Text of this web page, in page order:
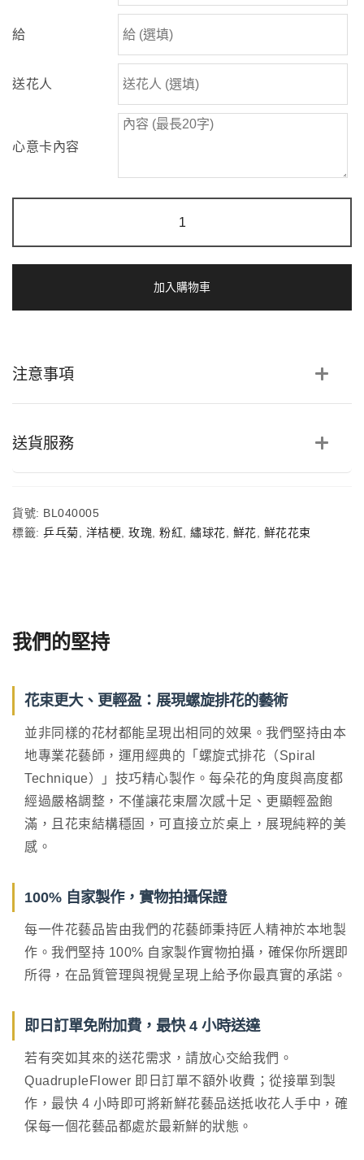
給
送花人
心意卡內容
彩
|
粉
繡
花
加入購物車
注意事項
送貨服務
貨號: BL040005
標籤: 乒乓菊 洋桔梗 玫瑰 粉紅 繡球花 鮮花 鮮花花束
我們的堅持
花束更大、更輕盈：展現螺旋排花的藝術
並非同樣的花材都能呈現出相同的效果。我們堅持由本
地專業花藝師，運用經典的「螺旋式排花（Spiral
Technique）」技巧精心製作。每朵花的角度與高度都
經過嚴格調整，不僅讓花束層次感十足、更顯輕盈飽
滿，且花束結構穩固，可直接立於桌上，展現純粹的美
感。
100% 自家製作，實物拍攝保證
每一件花藝品皆由我們的花藝師秉持匠人精神於本地製
作。我們堅持 100% 自家製作實物拍攝，確保你所選即
所得，在品質管理與視覺呈現上給予你最真實的承諾。
即日訂單免附加費，最快 4 小時送達
若有突如其來的送花需求，請放心交給我們。
QuadrupleFlower 即日訂單不額外收費；從接單到製
作，最快 4 小時即可將新鮮花藝品送抵收花人手中，確
保每一個花藝品都處於最新鮮的狀態。